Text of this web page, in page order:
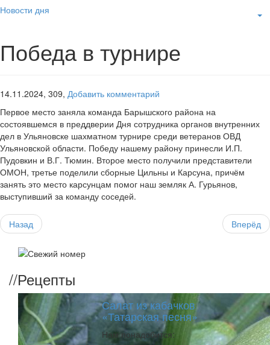
Новости дня
Победа в турнире
14.11.2024, 309, Добавить комментарий
Первое место заняла команда Барышского района на
состоявшемся в преддверии Дня сотрудника органов внутренних
дел в Ульяновске шахматном турнире среди ветеранов ОВД
Ульяновской области. Победу нашему району принесли И.П.
Пудовкин и В.Г. Тюмин. Второе место получили представители
ОМОН, третье поделили сборные Цильны и Карсуна, причём
занять это место карсунцам помог наш земляк А. Гурьянов,
выступивший за команду соседей.
Назад Вперёд
//Рецепты
Салат из кабачков
«Татарская песня»
Нам понадобится: